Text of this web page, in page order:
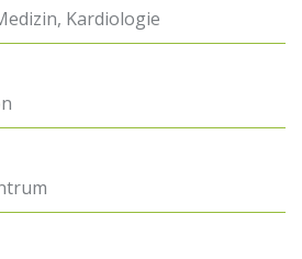
Kardiologie